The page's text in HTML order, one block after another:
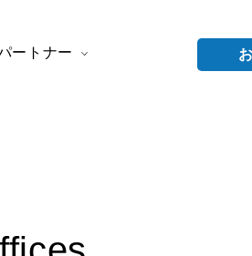
ートナー